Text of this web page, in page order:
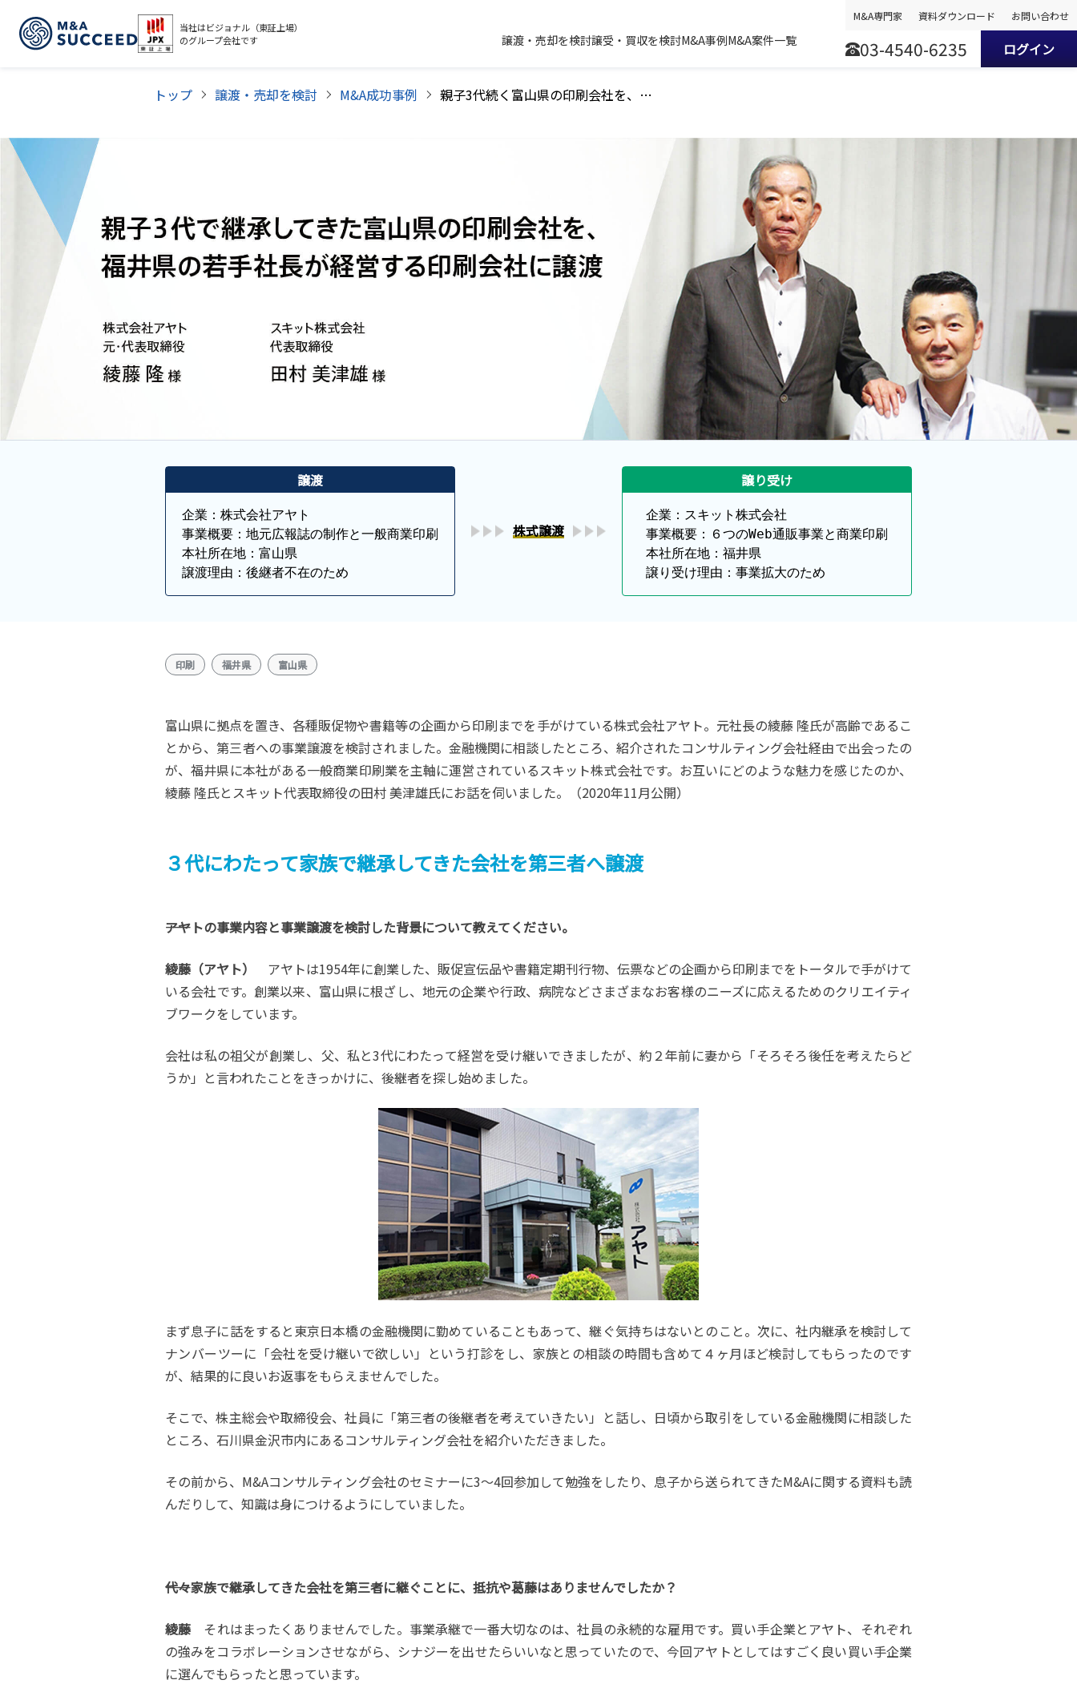
当社はビジョナル（東証上場）
のグループ会社です
譲渡・売却を検討譲受・買収を検討M&A事例M&A案件一覧
M&A専門家 資料ダウンロード お問い合わせ
03-4540-6235 ログイン
トップ 譲渡・売却を検討 M&A成功事例 親子3代続く富山県の印刷会社を、福井県の若手社長が経営する印刷会社に譲渡【M&A事例】
譲渡
企業：株式会社アヤト
事業概要：地元広報誌の制作と一般商業印刷
本社所在地：富山県
譲渡理由：後継者不在のため
株式譲渡
譲り受け
企業：スキット株式会社
事業概要：６つのWeb通販事業と商業印刷
本社所在地：福井県
譲り受け理由：事業拡大のため
印刷 福井県 富山県
富山県に拠点を置き、各種販促物や書籍等の企画から印刷までを手がけている株式会社アヤト。元社長の綾藤 隆氏が高齢であるこ
とから、第三者への事業譲渡を検討されました。金融機関に相談したところ、紹介されたコンサルティング会社経由で出会ったの
が、福井県に本社がある一般商業印刷業を主軸に運営されているスキット株式会社です。お互いにどのような魅力を感じたのか、
綾藤 隆氏とスキット代表取締役の田村 美津雄氏にお話を伺いました。（2020年11月公開）
３代にわたって家族で継承してきた会社を第三者へ譲渡
――アヤトの事業内容と事業譲渡を検討した背景について教えてください。
綾藤（アヤト）
アヤトは1954年に創業した、販促宣伝品や書籍定期刊行物、伝票などの企画から印刷までをトータルで手がけて
いる会社です。創業以来、富山県に根ざし、地元の企業や行政、病院などさまざまなお客様のニーズに応えるためのクリエイティ
ブワークをしています。
会社は私の祖父が創業し、父、私と3代にわたって経営を受け継いできましたが、約２年前に妻から「そろそろ後任を考えたらど
うか」と言われたことをきっかけに、後継者を探し始めました。
まず息子に話をすると東京日本橋の金融機関に勤めていることもあって、継ぐ気持ちはないとのこと。次に、社内継承を検討して
ナンバーツーに「会社を受け継いで欲しい」という打診をし、家族との相談の時間も含めて４ヶ月ほど検討してもらったのです
が、結果的に良いお返事をもらえませんでした。
そこで、株主総会や取締役会、社員に「第三者の後継者を考えていきたい」と話し、日頃から取引をしている金融機関に相談した
ところ、石川県金沢市内にあるコンサルティング会社を紹介いただきました。
その前から、M&Aコンサルティング会社のセミナーに3〜4回参加して勉強をしたり、息子から送られてきたM&Aに関する資料も読
んだりして、知識は身につけるようにしていました。
――代々家族で継承してきた会社を第三者に継ぐことに、抵抗や葛藤はありませんでしたか？
綾藤 それはまったくありませんでした。事業承継で一番大切なのは、社員の永続的な雇用です。買い手企業とアヤト、それぞれ
の強みをコラボレーションさせながら、シナジーを出せたらいいなと思っていたので、今回アヤトとしてはすごく良い買い手企業
に選んでもらったと思っています。